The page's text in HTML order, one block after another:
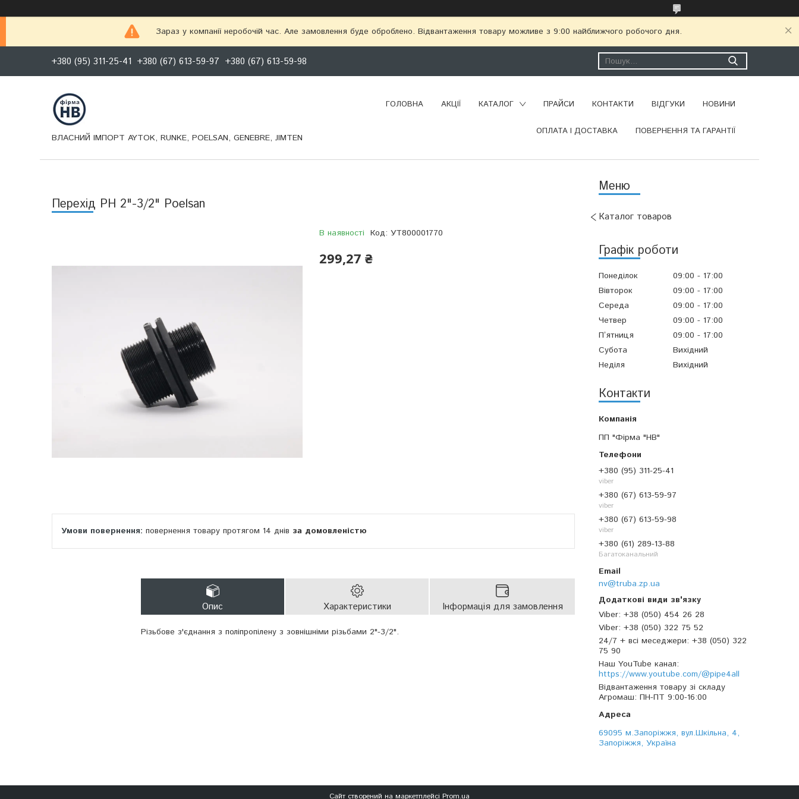
Зараз у компанії неробочій час. Але замовлення буде оброблено. Відвантаження товару можливе з 9:00 найближчого робочого дня.
+380 (95) 311-25-41 +380 (67) 613-59-97 +380 (67) 613-59-98
ВЛАСНИЙ ІМПОРТ AYTOK, RUNKE, POELSAN, GENEBRE, JIMTEN
ГОЛОВНА АКЦІЇ КАТАЛОГ ПРАЙСИ КОНТАКТИ ВІДГУКИ НОВИНИ
ОПЛАТА І ДОСТАВКА ПОВЕРНЕННЯ ТА ГАРАНТІЇ
Каталог товаров
Графік роботи
Понеділок 09:00
17:00
Вівторок
09:00
17:00
Середа
09:00
17:00
Четвер
09:00
17:00
Пʼятниця
09:00
17:00
Субота
Вихідний
Неділя
Вихідний
Контакти
ПП "Фірма "НВ"
+380 (95) 311-25-41
viber
+380 (67) 613-59-97
viber
+380 (67) 613-59-98
viber
+380 (61) 289-13-88
Багатоканальний
nv@truba.zp.ua
Viber +38 (050) 454 26 28
Viber +38 (050) 322 75 52
24/7 + всі меседжери +38 (050) 322
75 90
Наш YouTube канал
https://www.youtube.com/@pipe4all
Відвантаження товару зі складу
Агромаш ПН-ПТ 9:00-16:00
69095 м.Запоріжжя, вул.Шкільна, 4,
Запоріжжя, Україна
Перехід РН 2"-3/2" Poelsan
В наявності Код: УТ800001770
299,27 ₴
повернення товару протягом 14 днів за домовленістю
Опис Характеристики Інформація для замовлення
Різьбове з'єднання з поліпропілену з зовнішніми різьбами 2"-3/2".
Сайт створений на маркетплейсі Prom.ua